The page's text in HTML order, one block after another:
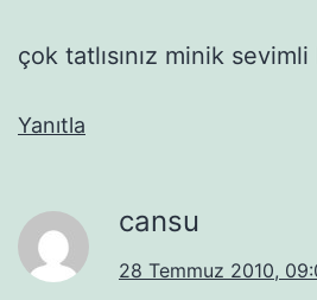
çok tatlısınız minik
Yanıtla
cansu
28 Temmuz 2010,